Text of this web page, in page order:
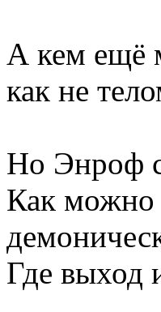
А кем ещё
как не
Но Энроф
Как можно
Где выход